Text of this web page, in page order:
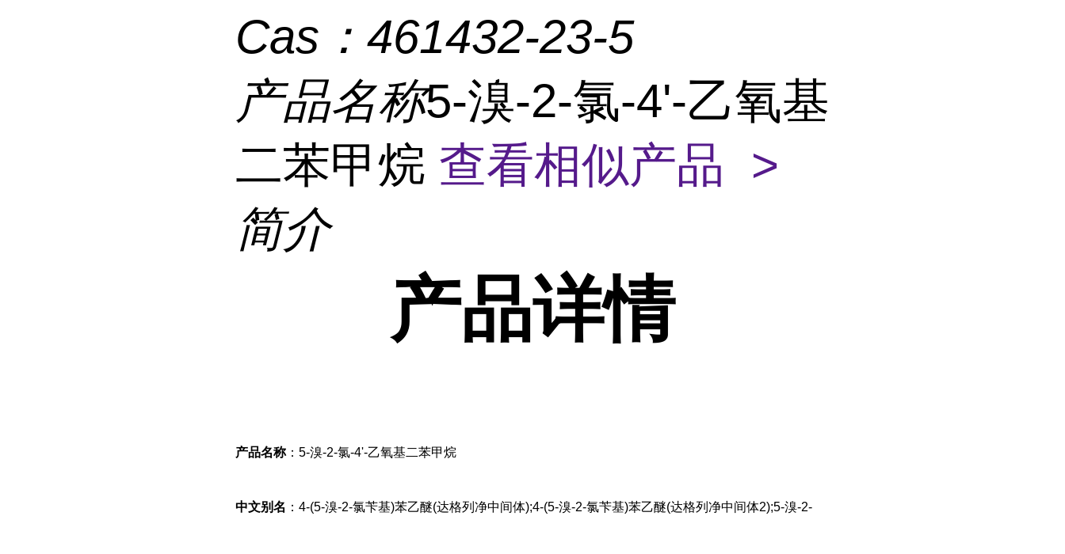
Cas： 461432-23-5
产品名称5-溴-2-氯-4'-乙氧基
二苯甲烷 查看相似产品 >
简介
产品详情
产品名称：5-溴-2-氯-4'-乙氧基二苯甲烷
中文别名 ：4-(5-溴-2-氯苄基)苯乙醚(达格列净中间体);4-(5-溴-2-氯苄基)苯乙醚(达格列净中间体2);5-溴-2-